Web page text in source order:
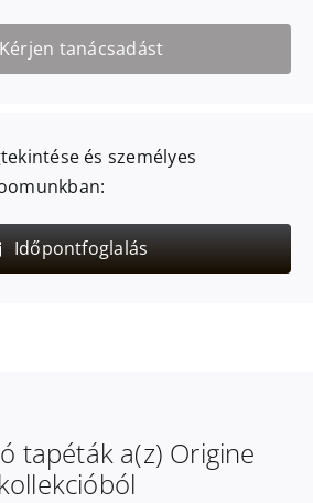
Kérjen tanácsadást
és személyes
Időpontfoglalás
tapéták a(z) Origine
kollekcióból